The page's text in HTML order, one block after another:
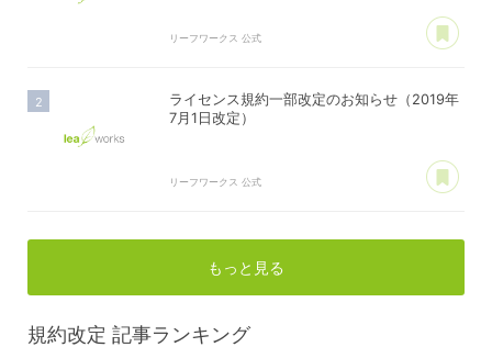
リーフワークス 公式
ライセンス規約一部改定のお知らせ（2019年
7月1日改定）
リーフワークス 公式
もっと見る
規約改定 記事ランキング